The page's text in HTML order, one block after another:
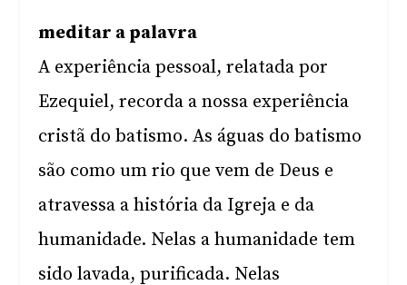
meditar a palavra
A experiência pessoal, relatada por
Ezequiel, recorda a nossa experiência
cristã do batismo. As águas do batismo
são como um rio que vem de Deus e
atravessa a história da Igreja e da
humanidade. Nelas a humanidade tem
sido lavada, purificada. Nelas